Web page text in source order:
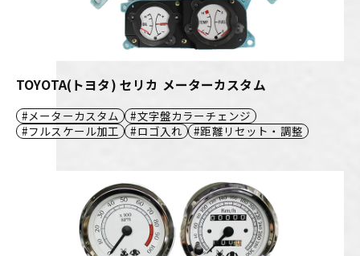
TOYOTA(トヨタ) セリカ メーターカスタム
メーターカスタム
文字盤カラーチェンジ
フルスケール加工
ロゴ入れ 距離リセット・調整